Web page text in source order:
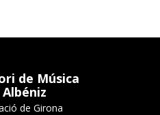
de Música
Albéniz
de Girona